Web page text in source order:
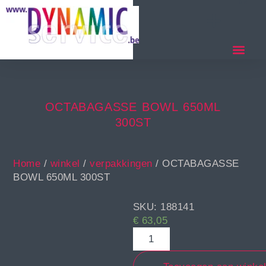
OCTABAGASSE BOWL 650ML
300ST
Home / winkel /verpakkingen / OCTABAGASSE
BOWL 650ML 300ST
SKU: 188141
€ 63,05